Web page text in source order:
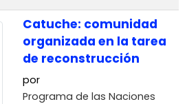
Catuche: comunidad
organizada en la tarea
de reconstrucción
por
Programa de las Naciones